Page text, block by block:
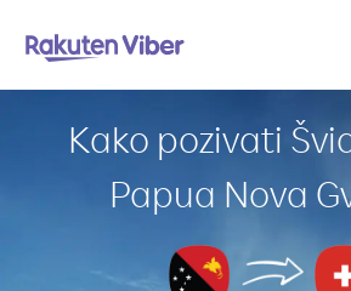
Kako pozivati
Papua Nova